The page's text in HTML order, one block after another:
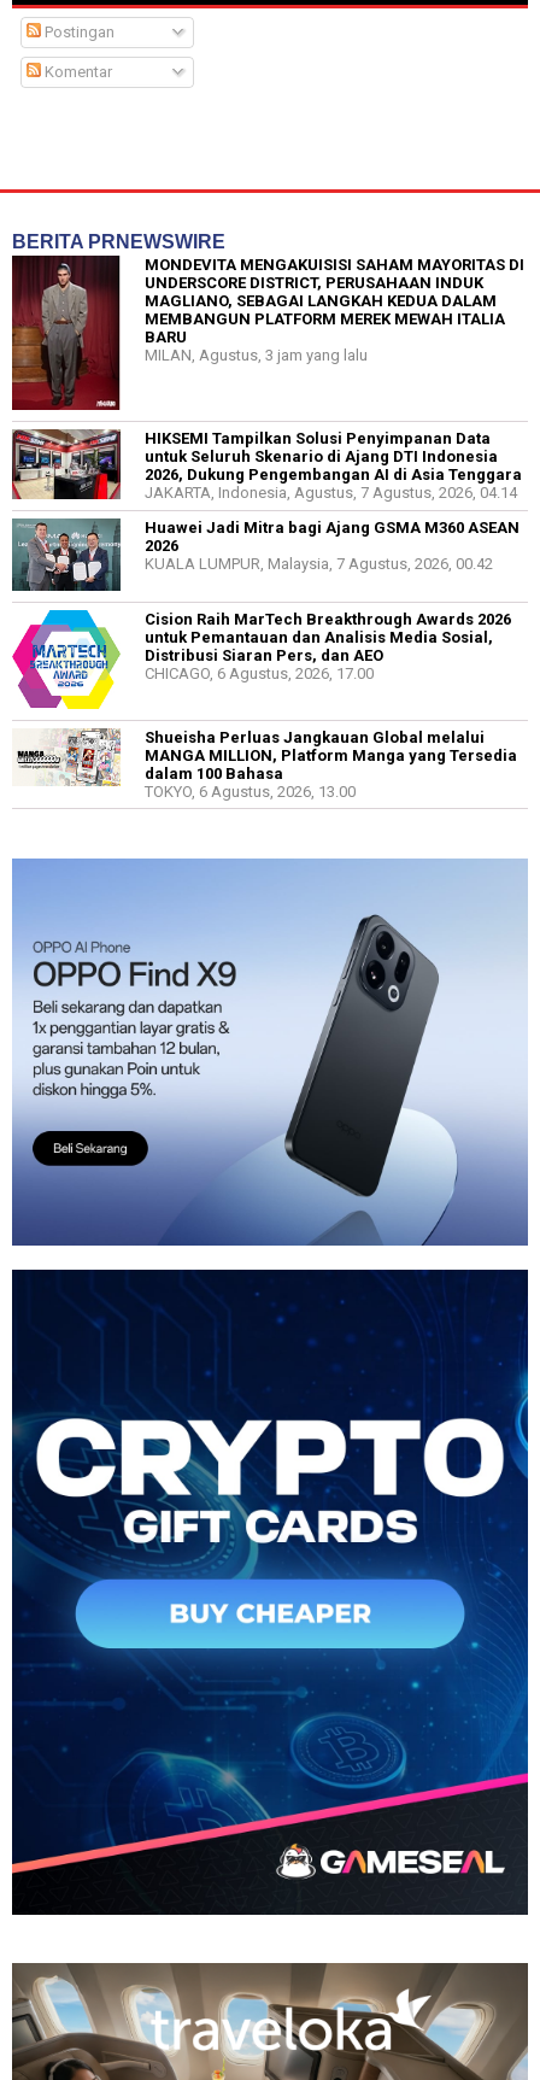
Postingan
Komentar
BERITA PRNEWSWIRE
MONDEVITA MENGAKUISISI SAHAM MAYORITAS DI
UNDERSCORE DISTRICT, PERUSAHAAN INDUK
MAGLIANO, SEBAGAI LANGKAH KEDUA DALAM
MEMBANGUN PLATFORM MEREK MEWAH ITALIA
BARU
MILAN, Agustus, 3 jam yang lalu
HIKSEMI Tampilkan Solusi Penyimpanan Data
untuk Seluruh Skenario di Ajang DTI Indonesia
2026, Dukung Pengembangan AI di Asia Tenggara
JAKARTA, Indonesia, Agustus, 7 Agustus, 2026, 04.14
Huawei Jadi Mitra bagi Ajang GSMA M360 ASEAN
2026
KUALA LUMPUR, Malaysia, 7 Agustus, 2026, 00.42
Cision Raih MarTech Breakthrough Awards 2026
untuk Pemantauan dan Analisis Media Sosial,
Distribusi Siaran Pers, dan AEO
CHICAGO, 6 Agustus, 2026, 17.00
Shueisha Perluas Jangkauan Global melalui
MANGA MILLION, Platform Manga yang Tersedia
dalam 100 Bahasa
TOKYO, 6 Agustus, 2026, 13.00